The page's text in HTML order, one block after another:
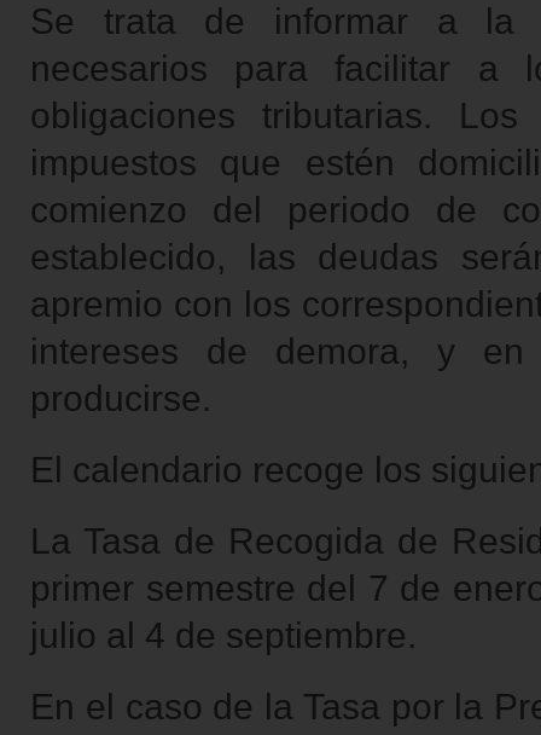
Se trata de informar a la
necesarios para facilitar a
obligaciones tributarias.
impuestos que estén
comienzo del periodo de
establecido, las deudas
apremio con los
intereses de demora, y
producirse.
El calendario recoge los
La Tasa de Recogida de
primer semestre del 7 de
julio al 4 de septiembre.
En el caso de la Tasa por la